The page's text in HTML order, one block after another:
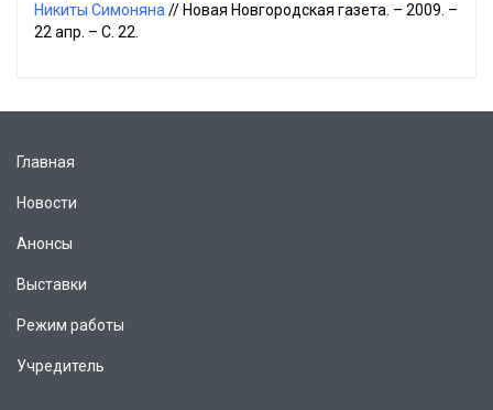
Никиты Симоняна// Новая Новгородская газета. – 2009. –
22 апр. – С. 22.
Главная
Новости
Анонсы
Выставки
Режим работы
Учредитель